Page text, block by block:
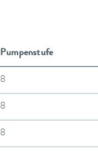
Pumpenstufe
8
8
8